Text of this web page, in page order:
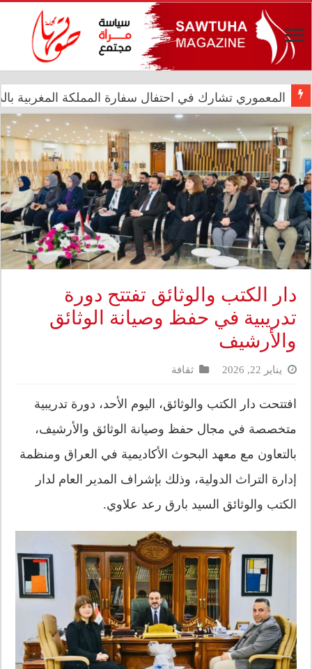
الدار العراقية للأزياء تعزز حضورها الدولي في مهرجان
دار الكتب والوثائق تفتتح دورة
تدريبية في حفظ وصيانة الوثائق
والأرشيف
يناير 22, 2026 ثقافة
افتتحت دار الكتب والوثائق، اليوم الأحد، دورة تدريبية
متخصصة في مجال حفظ وصيانة الوثائق والأرشيف،
بالتعاون مع معهد البحوث الأكاديمية في العراق ومنظمة
إدارة التراث الدولية، وذلك بإشراف المدير العام لدار
الكتب والوثائق السيد بارق رعد علاوي.